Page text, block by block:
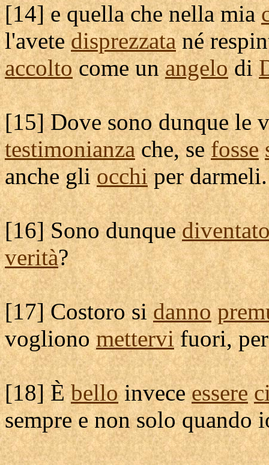
[14] e quella che nella mia
l'avetedisprezzatané
accoltocome unangelodi
[15] Dove sono dunque le
testimonianzache, sefosse
anche gliocchiperdarmeli.
[16] Sono dunque
verità?
[17] Costoro sidanno
voglionomettervifuori,
[18] Èbelloinveceessere
sempre e non solo quando